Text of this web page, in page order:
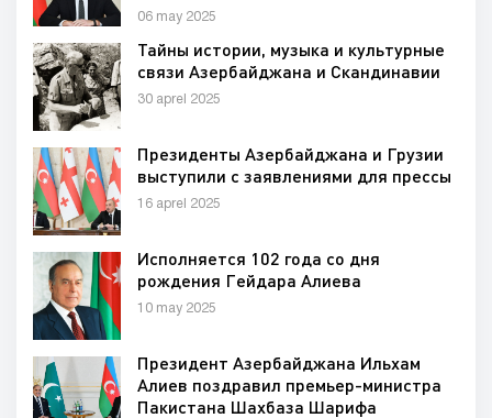
06 may 2025
Тайны истории, музыка и культурные
связи Азербайджана и Скандинавии
30 aprel 2025
Президенты Азербайджана и Грузии
выступили с заявлениями для прессы
16 aprel 2025
Исполняется 102 года со дня
рождения Гейдара Алиева
10 may 2025
Президент Азербайджана Ильхам
Алиев поздравил премьер-министра
Пакистана Шахбаза Шарифа